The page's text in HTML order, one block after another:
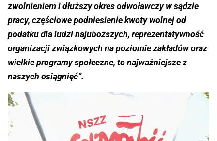
zwolnieniem i dłuższy okres odwoławczy w sądzie
pracy, częściowe podniesienie kwoty wolnej od
podatku dla ludzi najuboższych, reprezentatywność
organizacji związkowych na poziomie zakładów oraz
wielkie programy społeczne, to najważniejsze z
naszych osiągnięć”.